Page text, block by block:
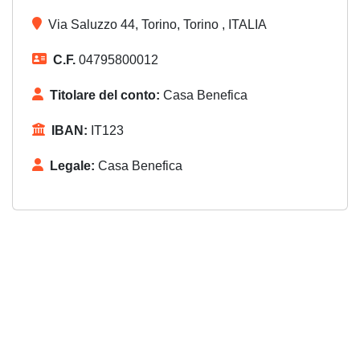
Via Saluzzo 44, Torino, Torino , ITALIA
C.F. 04795800012
Titolare del conto: Casa Benefica
IBAN: IT123
Legale: Casa Benefica